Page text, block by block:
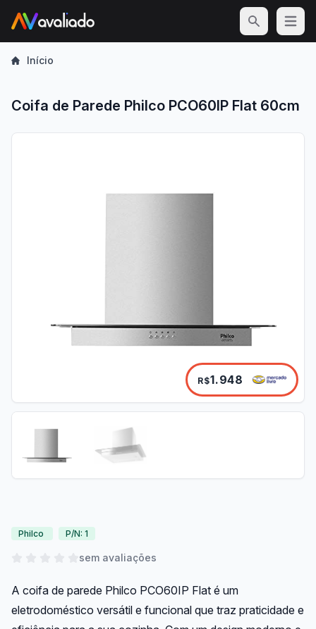
Open
Início
Coifa de Parede Philco PCO60IP Flat 60cm
R$1.948
Philco P/N: 1
sem avaliações
A coifa de parede Philco PCO60IP Flat é um
eletrodoméstico versátil e funcional que traz praticidade e